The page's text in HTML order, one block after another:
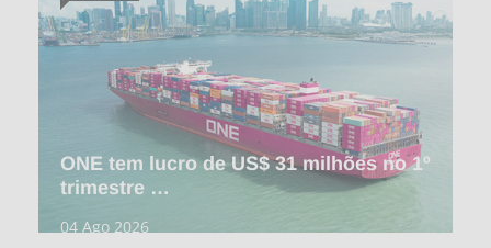
ONE tem lucro de US$ 31 milhões no 1º
trimestre …
04 Ago 2026